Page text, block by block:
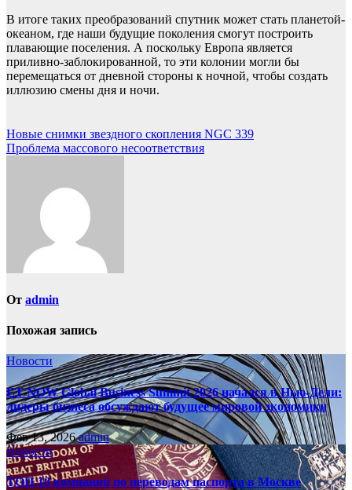
В итоге таких преобразований спутник может стать планетой-
океаном, где наши будущие поколения смогут построить
плавающие поселения. А поскольку Европа является
приливно-заблокированной, то эти колонии могли бы
перемещаться от дневной стороны к ночной, чтобы создать
иллюзию смены дня и ночи.
Навигация
по
Новые снимки звездного скопления NGC 339
Проблема массового несоответствия
От admin
Похожая запись
Новости
ET NOW Global Business Summit 2026 начался в Нью‑Дели:
лидеры бизнеса обсуждают будущее мировой экономики
Фев 13, 2026admin
Новости
ТОП-10 компаний по переводам паспорта в Москве